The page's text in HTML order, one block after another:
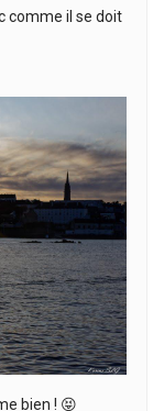
comme il se doit
bien ! 😝